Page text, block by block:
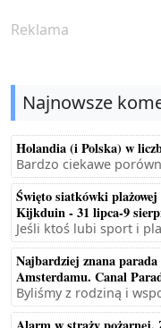
Reklama
Najnowsze
Holandia (i Polska) w
Bardzo ciekawe
Święto siatkówki
Kijkduin - 31 lipca-9
Jeśli ktoś lubi sport i
Najbardziej znana
Amsterdamu. Canal
Byliśmy z rodziną i